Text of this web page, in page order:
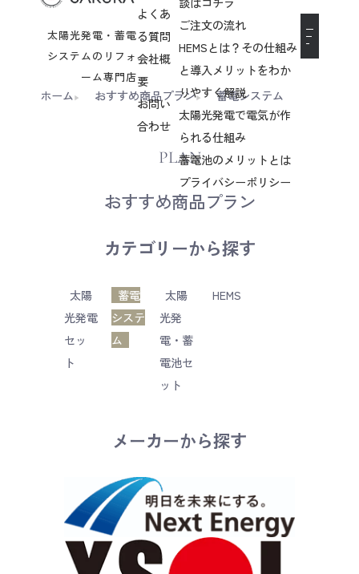
太陽光発電・蓄電
システムのリフォ
ーム専門店
よくあ
る質問
会社概
要
お問い
合わせ
ご注文の流れ
HEMSとは？その仕組み
と導入メリットをわか
りやすく解説
太陽光発電で電気が作
られる仕組み
蓄電池のメリットとは
プライバシーポリシー
ホーム おすすめ商品プラン 蓄電システム
PLAN
おすすめ商品プラン
カテゴリーから探す
太陽
光発電
セッ
ト
蓄電
システ
ム
太陽
光発
電・蓄
電池セ
ット
HEMS
メーカーから探す